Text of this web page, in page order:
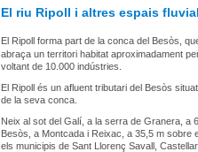
El riu Ripoll i altres espais
El Ripoll forma part de la conca del Besòs,
abraça un territori habitat aproximadament
voltant de 10.000 indústries.
El Ripoll és un afluent tributari del Besòs
de la seva conca.
Neix al sot del Galí, a la serra de Granera, a
Besòs, a Montcada i Reixac, a 35,5 m sobre
els municipis de Sant Llorenç Savall,